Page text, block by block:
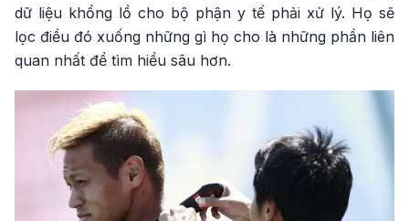
dữ liệu khổng lồ cho bộ phận y tế phải xử lý. Họ sẽ
lọc điều đó xuống những gì họ cho là những phần liên
quan nhất để tìm hiểu sâu hơn.